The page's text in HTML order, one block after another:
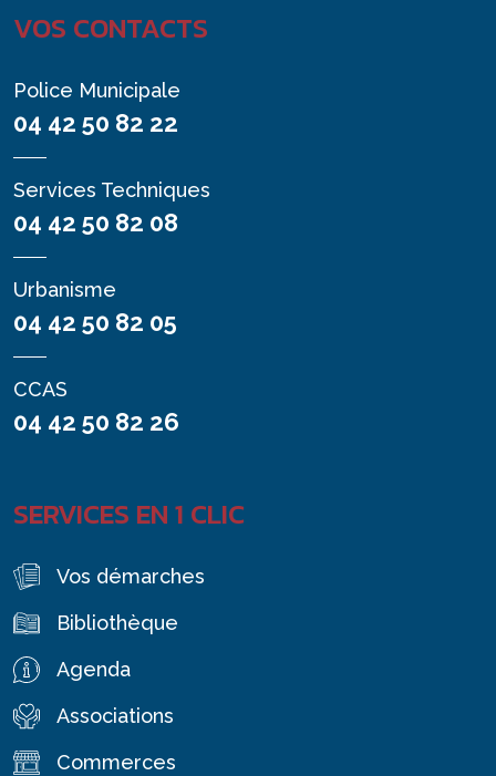
VOS CONTACTS
Police Municipale
04 42 50 82 22
Services Techniques
04 42 50 82 08
Urbanisme
04 42 50 82 05
CCAS
04 42 50 82 26
SERVICES EN 1 CLIC
Vos démarches
Bibliothèque
Agenda
Associations
Commerces